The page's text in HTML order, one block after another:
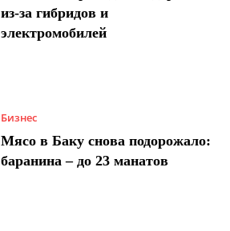
из-за гибридов и
электромобилей
Бизнес
Мясо в Баку снова подорожало:
баранина – до 23 манатов